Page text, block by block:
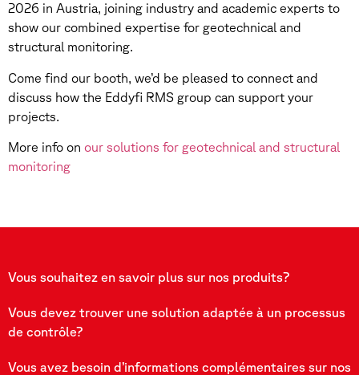
2026 in Austria, joining industry and academic experts to
show our combined expertise for geotechnical and
structural monitoring.
Come find our booth, we’d be pleased to connect and
discuss how the Eddyfi RMS group can support your
projects.
More info on our solutions for geotechnical and structural
monitoring
Vous souhaitez en savoir plus sur nos produits?
Vous devez trouver une solution adaptée à un processus
de contrôle?
Vous avez besoin d’informations complémentaires sur nos